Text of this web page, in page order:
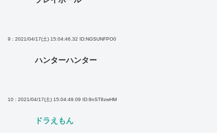
9 : 2021/04/17(土) 15:04:46.32 ID:NGSUNFPO0
ハンターハンター
10 : 2021/04/17(土) 15:04:49.09 ID:9nST8zwHM
ドラえもん